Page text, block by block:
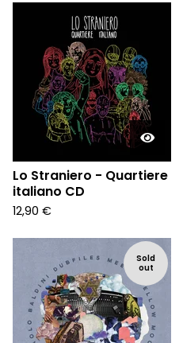
Lo Straniero - Quartiere
italiano CD
12,90 €
Sold
out